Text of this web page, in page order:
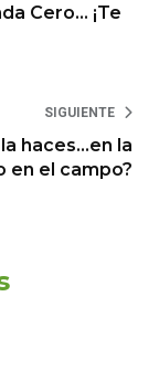
Cero… ¡Te
SIGUIENTE
haces…en la
en el campo?